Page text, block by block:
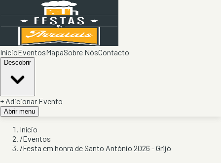
InícioEventosMapaSobre NósContacto
Descobrir
+ Adicionar Evento
Abrir menu
Início
/Eventos
/Festa em honra de Santo António 2026 - Grijó